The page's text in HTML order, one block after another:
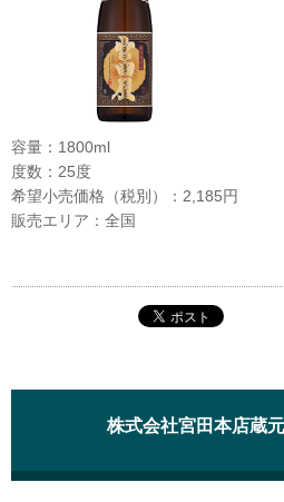
容量：1800ml
度数：25度
希望小売価格（税別）：2,185円
販売エリア：全国
株式会社宮田本店蔵